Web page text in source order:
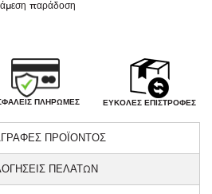
άμεση παράδοση
ΠΛΗΡΩΜΈΣ ΕΎΚΟΛΕΣ ΕΠΙΣΤΡΟΦΈΣ
ΠΡΟΪΟΝΤΟΣ
ΠΕΛΑΤΩΝ